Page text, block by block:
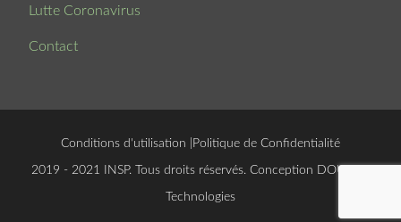
Lutte Coronavirus
Contact
Conditions d'utilisation Politique de Confidentialité
© 2019 - 2021 INSP. Tous droits réservés. Conception DOUCSOFT
Technologies